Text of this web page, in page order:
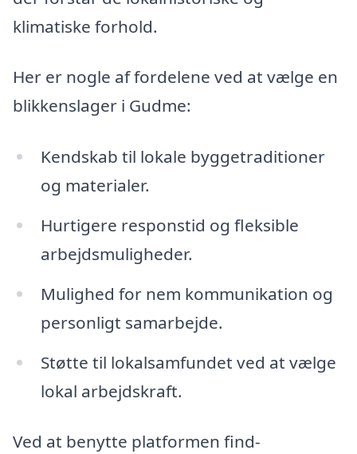
klimatiske forhold.
Her er nogle af fordelene ved at vælge en
blikkenslager i Gudme:
Kendskab til lokale byggetraditioner
og materialer.
Hurtigere responstid og fleksible
arbejdsmuligheder.
Mulighed for nem kommunikation og
personligt samarbejde.
Støtte til lokalsamfundet ved at vælge
lokal arbejdskraft.
Ved at benytte platformen find-